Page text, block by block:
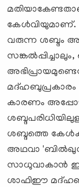
കേള്‍വിയുമാണ്.
വരുന്ന ശബ്ദം
മദ്ഹബുപ്രകാരം
കാരണം
ശബ്ദത്തെ
അഥവാ
സാധുവാകാന്‍
ശാഫിഈ